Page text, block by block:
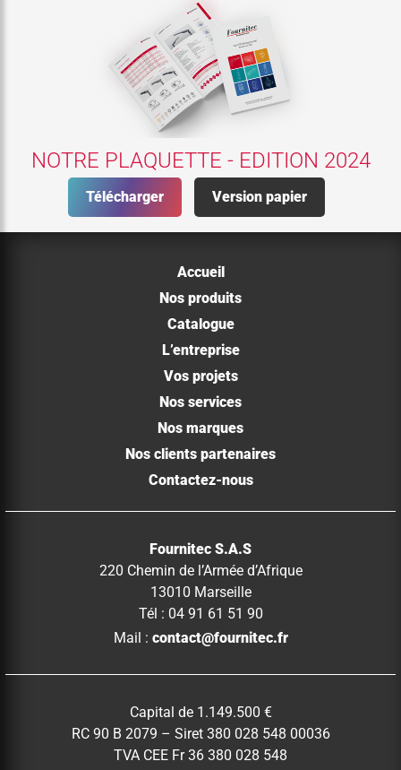
NOTRE PLAQUETTE - EDITION 2024
Télécharger Version papier
Accueil
Nos produits
Catalogue
L’entreprise
Vos projets
Nos services
Nos marques
Nos clients partenaires
Contactez-nous
Fournitec S.A.S
220 Chemin de l’Armée d’Afrique
13010 Marseille
Tél : 04 91 61 51 90
Mail : contact@fournitec.fr
Capital de 1.149.500 €
RC 90 B 2079 – Siret 380 028 548 00036
TVA CEE Fr 36 380 028 548